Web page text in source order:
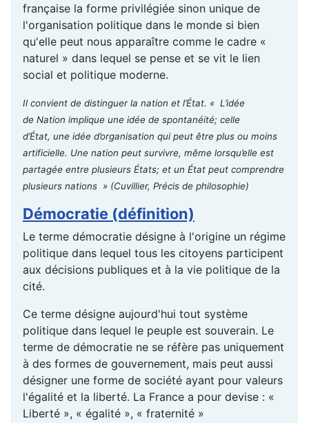
française la forme privilégiée sinon unique de
l'organisation politique dans le monde si bien
qu'elle peut nous apparaître comme le cadre «
naturel » dans lequel se pense et se vit le lien
social et politique moderne.
Il convient de distinguer la nation et l’État. « L’idée
de Nation implique une idée de spontanéité; celle
d’État, une idée d’organisation qui peut être plus ou moins
artificielle. Une nation peut survivre, même lorsqu’elle est
partagée entre plusieurs États; et un État peut comprendre
plusieurs nations » (Cuvillier, Précis de philosophie)
Démocratie (définition)
Le terme démocratie désigne à l'origine un régime
politique dans lequel tous les citoyens participent
aux décisions publiques et à la vie politique de la
cité.
Ce terme désigne aujourd'hui tout système
politique dans lequel le peuple est souverain. Le
terme de démocratie ne se réfère pas uniquement
à des formes de gouvernement, mais peut aussi
désigner une forme de société ayant pour valeurs
l'égalité et la liberté. La France a pour devise : «
Liberté », « égalité », « fraternité »